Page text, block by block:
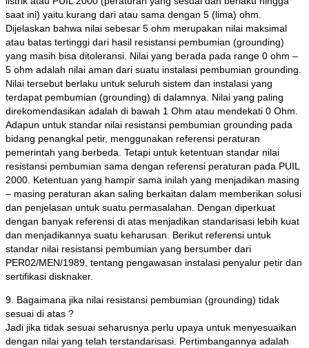
saat ini) yaitu kurang dari atau sama dengan 5 (lima) ohm.
Dijelaskan bahwa nilai sebesar 5 ohm merupakan nilai maksimal
atau batas tertinggi dari hasil resistansi pembumian (grounding)
yang masih bisa ditoleransi. Nilai yang berada pada range 0 ohm –
5 ohm adalah nilai aman dari suatu instalasi pembumian grounding.
Nilai tersebut berlaku untuk seluruh sistem dan instalasi yang
terdapat pembumian (grounding) di dalamnya. Nilai yang paling
direkomendasikan adalah di bawah 1 Ohm atau mendekati 0 Ohm.
Adapun untuk standar nilai resistansi pembumian grounding pada
bidang penangkal petir, menggunakan referensi peraturan
pemerintah yang berbeda. Tetapi untuk ketentuan standar nilai
resistansi pembumian sama dengan referensi peraturan pada PUIL
2000. Ketentuan yang hampir sama inilah yang menjadikan masing
– masing peraturan akan saling berkaitan dalam memberikan solusi
dan penjelasan untuk suatu permasalahan. Dengan diperkuat
dengan banyak referensi di atas menjadikan standarisasi lebih kuat
dan menjadikannya suatu keharusan. Berikut referensi untuk
standar nilai resistansi pembumian yang bersumber dari
PER02/MEN/1989, tentang pengawasan instalasi penyalur petir dan
sertifikasi disknaker.
9. Bagaimana jika nilai resistansi pembumian (grounding) tidak
sesuai di atas ?
Jadi jika tidak sesuai seharusnya perlu upaya untuk menyesuaikan
dengan nilai yang telah terstandarisasi. Pertimbangannya adalah